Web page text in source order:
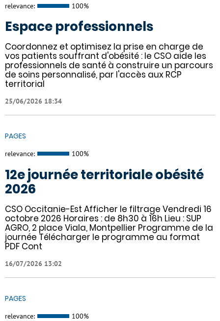
relevance: 100%
Espace professionnels
Coordonnez et optimisez la prise en charge de
vos patients souffrant d'obésité : le CSO aide les
professionnels de santé à construire un parcours
de soins personnalisé, par l'accès aux RCP
territorial
25/06/2026 18:34
PAGES
relevance: 100%
12e journée territoriale obésité
2026
CSO Occitanie-Est Afficher le filtrage Vendredi 16
octobre 2026 Horaires : de 8h30 à 16h Lieu : SUP
AGRO, 2 place Viala, Montpellier Programme de la
journée Télécharger le programme au format
PDF Cont
16/07/2026 13:02
PAGES
relevance: 100%